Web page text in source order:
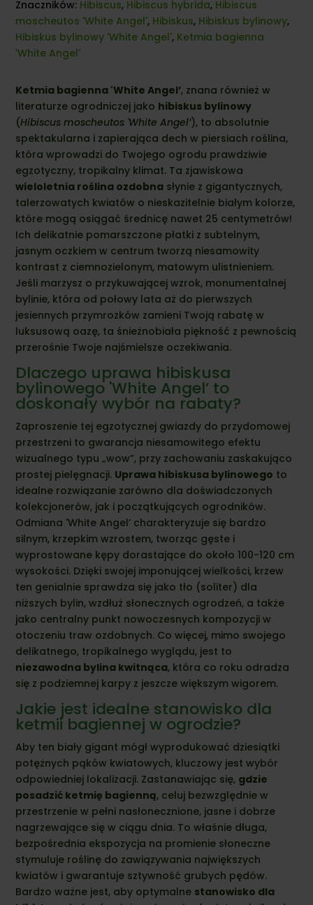
Znaczników: Hibiscus, Hibiscus hybrida, Hibiscus
moscheutos 'White Angel', Hibiskus, Hibiskus bylinowy,
Hibiskus bylinowy 'White Angel', Ketmia bagienna
'White Angel'
Ketmia bagienna 'White Angel’, znana również w
literaturze ogrodniczej jako hibiskus bylinowy
(Hibiscus moscheutos 'White Angel’), to absolutnie
spektakularna i zapierająca dech w piersiach roślina,
która wprowadzi do Twojego ogrodu prawdziwie
egzotyczny, tropikalny klimat. Ta zjawiskowa
wieloletnia roślina ozdobna słynie z gigantycznych,
talerzowatych kwiatów o nieskazitelnie białym kolorze,
które mogą osiągać średnicę nawet 25 centymetrów!
Ich delikatnie pomarszczone płatki z subtelnym,
jasnym oczkiem w centrum tworzą niesamowity
kontrast z ciemnozielonym, matowym ulistnieniem.
Jeśli marzysz o przykuwającej wzrok, monumentalnej
bylinie, która od połowy lata aż do pierwszych
jesiennych przymrozków zamieni Twoją rabatę w
luksusową oazę, ta śnieżnobiała piękność z pewnością
przerośnie Twoje najśmielsze oczekiwania.
Dlaczego uprawa hibiskusa
bylinowego 'White Angel’ to
doskonały wybór na rabaty?
Zaproszenie tej egzotycznej gwiazdy do przydomowej
przestrzeni to gwarancja niesamowitego efektu
wizualnego typu „wow”, przy zachowaniu zaskakująco
prostej pielęgnacji. Uprawa hibiskusa bylinowego to
idealne rozwiązanie zarówno dla doświadczonych
kolekcjonerów, jak i początkujących ogrodników.
Odmiana 'White Angel’ charakteryzuje się bardzo
silnym, krzepkim wzrostem, tworząc gęste i
wyprostowane kępy dorastające do około 100-120 cm
wysokości. Dzięki swojej imponującej wielkości, krzew
ten genialnie sprawdza się jako tło (soliter) dla
niższych bylin, wzdłuż słonecznych ogrodzeń, a także
jako centralny punkt nowoczesnych kompozycji w
otoczeniu traw ozdobnych. Co więcej, mimo swojego
delikatnego, tropikalnego wyglądu, jest to
niezawodna bylina kwitnąca, która co roku odradza
się z podziemnej karpy z jeszcze większym wigorem.
Jakie jest idealne stanowisko dla
ketmii bagiennej w ogrodzie?
Aby ten biały gigant mógł wyprodukować dziesiątki
potężnych pąków kwiatowych, kluczowy jest wybór
odpowiedniej lokalizacji. Zastanawiając się, gdzie
posadzić ketmię bagienną, celuj bezwzględnie w
przestrzenie w pełni nasłonecznione, jasne i dobrze
nagrzewające się w ciągu dnia. To właśnie długa,
bezpośrednia ekspozycja na promienie słoneczne
stymuluje roślinę do zawiązywania największych
kwiatów i gwarantuje sztywność grubych pędów.
Bardzo ważne jest, aby optymalne stanowisko dla